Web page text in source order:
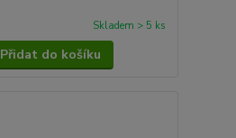
Skladem > 5 ks
Přidat do košíku